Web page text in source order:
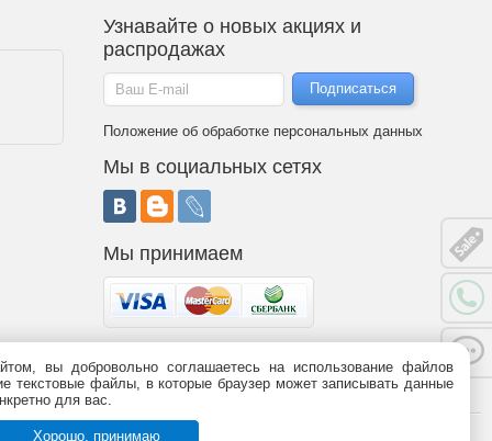
Узнавайте о новых акциях и
распродажах
Положение об обработке персональных данных
Мы в социальных сетях
Мы принимаем
публичной офертой (статья 437 ГК РФ). Информация о
09-03,8 (800)775-09-03.График работы.
вы добровольно соглашаетесь на использование файлов
текстовые файлы, в которые браузер может записывать данные
для вас.
Хорошо, принимаю